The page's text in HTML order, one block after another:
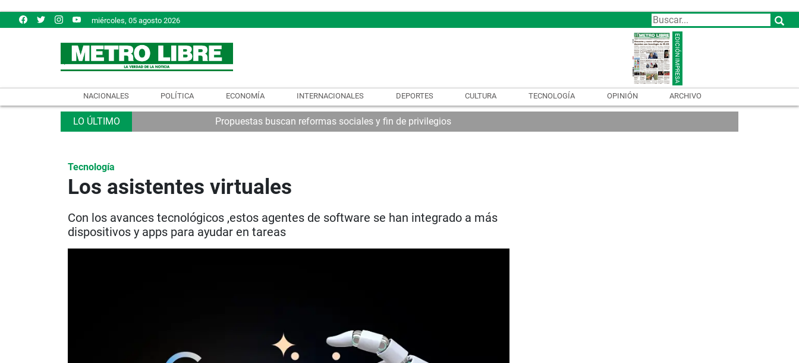
miércoles, 05 agosto 2026
NACIONALES POLÍTICA ECONOMÍA INTERNACIONALES DEPORTES CULTURA TECNOLOGÍA OPINIÓN ARCHIVO
Propuestas buscan reformas sociales y fin de privilegios
Tecnología
Los asistentes virtuales
Con los avances tecnológicos ,estos agentes de software se han integrado a más
dispositivos y apps para ayudar en tareas